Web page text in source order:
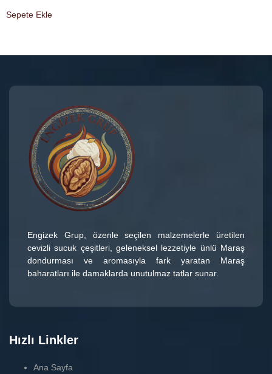
Sepete Ekle
Engizek Grup, özenle seçilen malzemelerle üretilen
cevizli sucuk çeşitleri, geleneksel lezzetiyle ünlü Maraş
dondurması ve aromasıyla fark yaratan Maraş
baharatları ile damaklarda unutulmaz tatlar sunar.
Hızlı Linkler
Ana Sayfa